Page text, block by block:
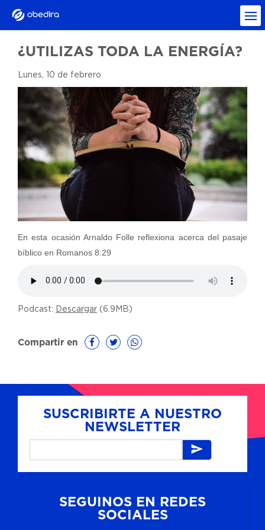
¿UTILIZAS TODA LA ENERGÍA?
Lunes, 10 de febrero
En esta ocasión Arnaldo Folle reflexiona acerca del pasaje
bíblico en Romanos 8:29
Podcast: Descargar (6.9MB)
Compartir en
SUSCRIBIRTE A NUESTRO
NEWSLETTER
SEGUINOS EN REDES
SOCIALES